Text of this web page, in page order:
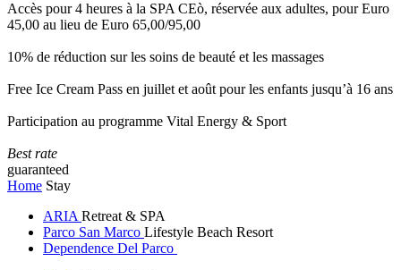
Accès pour 4 heures à la SPA CEò, réservée aux adultes, pour Euro
45,00 au lieu de Euro 65,00/95,00
10% de réduction sur les soins de beauté et les massages
Free Ice Cream Pass en juillet et août pour les enfants jusqu’à 16 ans
Participation au programme Vital Energy & Sport
Best rate
guaranteed
Home Stay
ARIA Retreat & SPA
Parco San Marco Lifestyle Beach Resort
Dependence Del Parco